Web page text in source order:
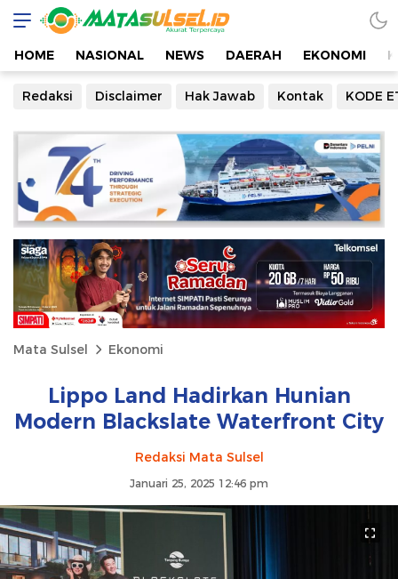
HOME NASIONAL NEWS DAERAH EKONOMI
Redaksi Disclaimer Hak Jawab Kontak KODE
Mata Sulsel Ekonomi
Lippo Land Hadirkan Hunian
Modern Blackslate Waterfront City
Redaksi Mata Sulsel
Januari 25, 2025 12:46 pm